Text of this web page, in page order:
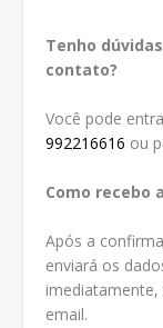
Tenho
contato?
Você pode
992216616 ou
Como recebo
Após a
enviará os
imediatamente,
email.